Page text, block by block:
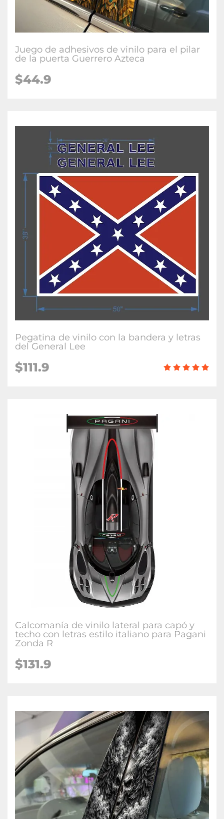
Juego de adhesivos de vinilo para el pilar
de la puerta Guerrero Azteca
$44.9
Pegatina de vinilo con la bandera y letras
del General Lee
$111.9
Calcomanía de vinilo lateral para capó y
techo con letras estilo italiano para Pagani
Zonda R
$131.9